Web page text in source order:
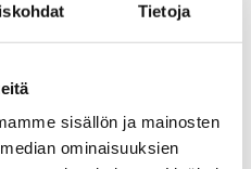
Tietoja
sisällön ja mainosten
ominaisuuksien